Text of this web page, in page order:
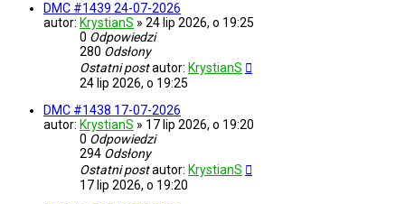
DMC #1439 24-07-2026
autor: KrystianS » 24 lip 2026, o 19:25
0 Odpowiedzi
280 Odsłony
Ostatni postautor: KrystianS
24 lip 2026, o 19:25
DMC #1438 17-07-2026
autor: KrystianS » 17 lip 2026, o 19:20
0 Odpowiedzi
294 Odsłony
Ostatni postautor: KrystianS
17 lip 2026, o 19:20